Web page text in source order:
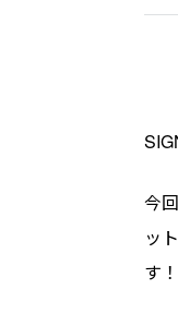
今
ッ
す！